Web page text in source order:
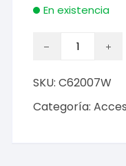
En existencia
Tanque
HP
GT52
SKU:C62007W
Categoría: